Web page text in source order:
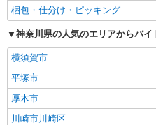
梱包・仕分け・ピッキング
神奈川県の人気のエリアからバ
横須賀市
平塚市
厚木市
川崎市川崎区